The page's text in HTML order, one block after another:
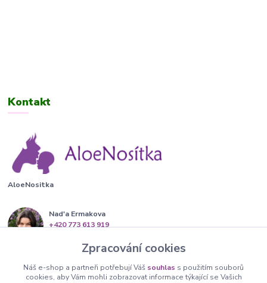
Kontakt
AloeNositka
Nad'a Ermakova
+420 773 613 919
Zpracování cookies
Náš e-shop a partneři potřebují Váš souhlas s použitím souborů
cookies, aby Vám mohli zobrazovat informace týkající se Vašich